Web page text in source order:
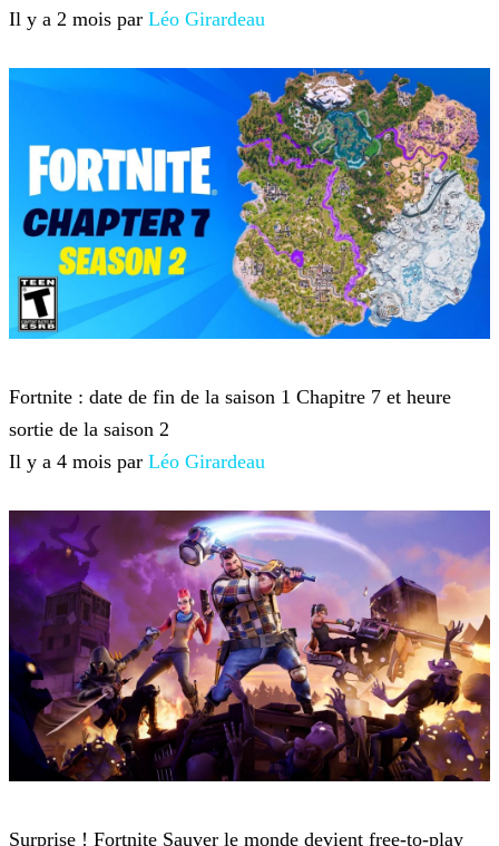
Il y a 2 mois par Léo Girardeau
Fortnite : date de fin de la saison 1 Chapitre 7 et heure
sortie de la saison 2
Il y a 4 mois par Léo Girardeau
Surprise ! Fortnite Sauver le monde devient free-to-play